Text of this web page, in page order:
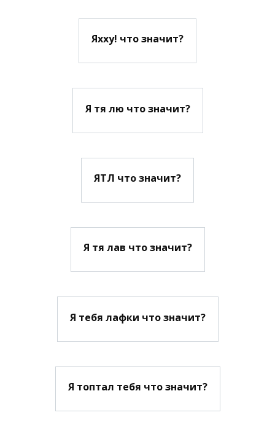
Яхху! что значит?
Я тя лю что значит?
ЯТЛ что значит?
Я тя лав что значит?
Я тебя лафки что значит?
Я топтал тебя что значит?